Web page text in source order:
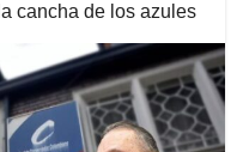
cancha de los azules